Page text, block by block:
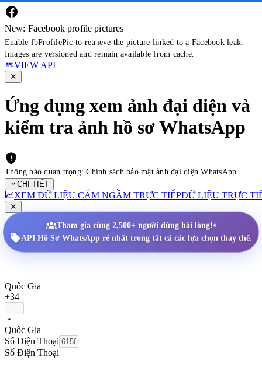
New: Facebook profile pictures
Enable fbProfilePic to retrieve the picture linked to a Facebook leak.
Images are versioned and remain available from cache.
VIEW API
Ứng dụng xem ảnh đại diện và
kiểm tra ảnh hồ sơ WhatsApp
Thông báo quan trọng: Chính sách bảo mật ảnh đại diện WhatsApp
CHI TIẾT
XEM DỮ LIỆU CẤM NGẦM TRỰC TIẾPDỮ LIỆU TRỰC
Tham gia cùng 2,500+ người dùng hài lòng!•
API Hồ Sơ WhatsApp rẻ nhất trong tất cả các lựa chọn thay thế.
Quốc Gia
+34
Quốc Gia
Số Điện Thoại
Số Điện Thoại